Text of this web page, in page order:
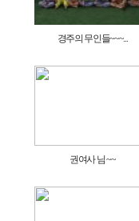
경주의 무인들~~~...
권여사 님 ~~